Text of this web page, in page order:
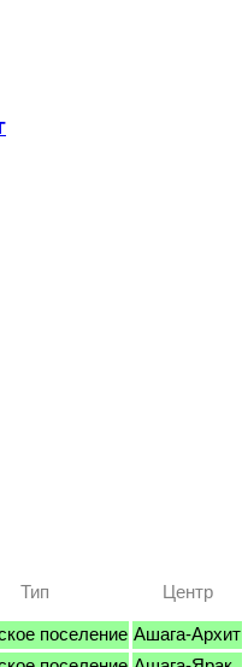
Тип Центр
поселение Ашага-Архит